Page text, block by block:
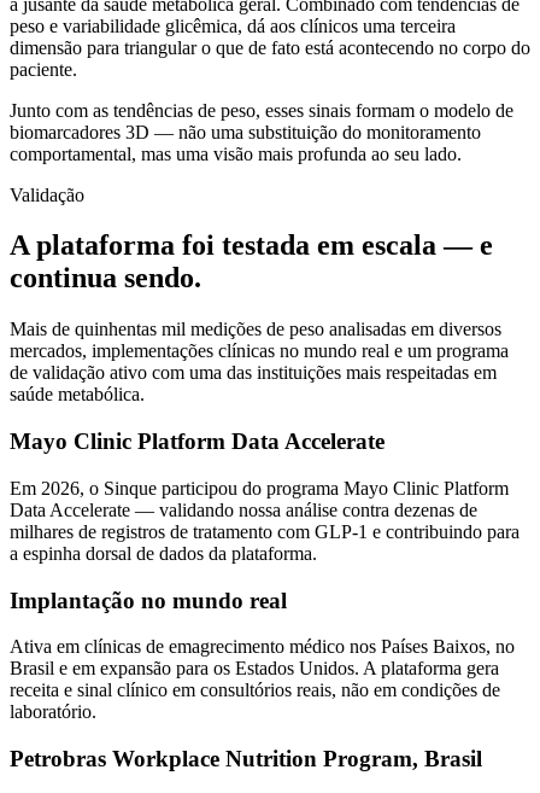
peso e variabilidade glicêmica, dá aos clínicos uma terceira
dimensão para triangular o que de fato está acontecendo no corpo do
paciente.
Junto com as tendências de peso, esses sinais formam o modelo de
biomarcadores 3D — não uma substituição do monitoramento
comportamental, mas uma visão mais profunda ao seu lado.
Validação
A plataforma foi testada em escala — e
continua sendo.
Mais de quinhentas mil medições de peso analisadas em diversos
mercados, implementações clínicas no mundo real e um programa
de validação ativo com uma das instituições mais respeitadas em
saúde metabólica.
Mayo Clinic Platform Data Accelerate
Em 2026, o Sinque participou do programa Mayo Clinic Platform
Data Accelerate — validando nossa análise contra dezenas de
milhares de registros de tratamento com GLP-1 e contribuindo para
a espinha dorsal de dados da plataforma.
Implantação no mundo real
Ativa em clínicas de emagrecimento médico nos Países Baixos, no
Brasil e em expansão para os Estados Unidos. A plataforma gera
receita e sinal clínico em consultórios reais, não em condições de
laboratório.
Petrobras Workplace Nutrition Program, Brasil